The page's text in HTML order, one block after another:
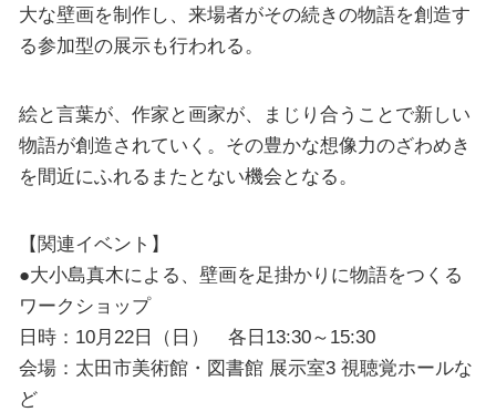
大な壁画を制作し、来場者がその続きの物語を創造す
る参加型の展示も行われる。
絵と言葉が、作家と画家が、まじり合うことで新しい
物語が創造されていく。その豊かな想像力のざわめき
を間近にふれるまたとない機会となる。
【関連イベント】
●大小島真木による、壁画を足掛かりに物語をつくる
ワークショップ
日時：10月22日（日） 各日13:30～15:30
会場：太田市美術館・図書館 展示室3 視聴覚ホールな
ど